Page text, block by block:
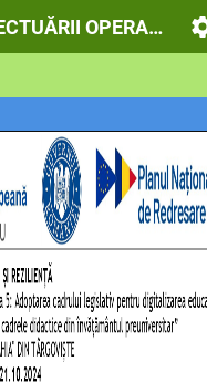
OPERAȚIILOR